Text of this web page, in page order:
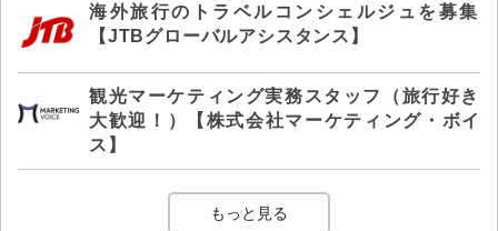
海外旅行のトラベルコンシェルジュを募集
【JTBグローバルアシスタンス】
観光マーケティング実務スタッフ（旅行好き
大歓迎！）【株式会社マーケティング・ボイ
ス】
もっと見る